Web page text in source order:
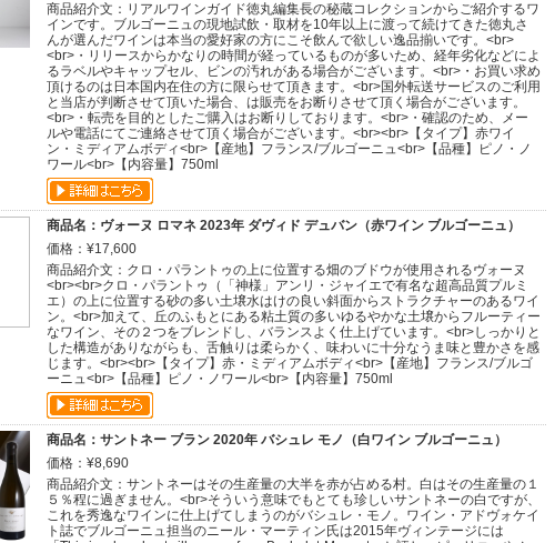
商品紹介文：リアルワインガイド徳丸編集長の秘蔵コレクションからご紹介するワ
インです。ブルゴーニュの現地試飲・取材を10年以上に渡って続けてきた徳丸さ
んが選んだワインは本当の愛好家の方にこそ飲んで欲しい逸品揃いです。<br>
<br>・リリースからかなりの時間が経っているものが多いため、経年劣化などによ
るラベルやキャップセル、ビンの汚れがある場合がございます。<br>・お買い求め
頂けるのは日本国内在住の方に限らせて頂きます。<br>国外転送サービスのご利用
と当店が判断させて頂いた場合、は販売をお断りさせて頂く場合がございます。
<br>・転売を目的としたご購入はお断りしております。<br>・確認のため、メー
ルや電話にてご連絡させて頂く場合がございます。<br><br>【タイプ】赤ワイ
ン・ミディアムボディ<br>【産地】フランス/ブルゴーニュ<br>【品種】ピノ・ノ
ワール<br>【内容量】750ml
商品名：ヴォーヌ ロマネ 2023年 ダヴィド デュバン（赤ワイン ブルゴーニュ）
価格：¥17,600
商品紹介文：クロ・パラントゥの上に位置する畑のブドウが使用されるヴォーヌ
<br><br>クロ・パラントゥ（「神様」アンリ・ジャイエで有名な超高品質プルミ
エ）の上に位置する砂の多い土壌水はけの良い斜面からストラクチャーのあるワイ
ン。<br>加えて、丘のふもとにある粘土質の多いゆるやかな土壌からフルーティー
なワイン、その２つをブレンドし、バランスよく仕上げています。<br>しっかりと
した構造がありながらも、舌触りは柔らかく、味わいに十分なうま味と豊かさを感
じます。<br><br>【タイプ】赤・ミディアムボディ<br>【産地】フランス/ブルゴ
ーニュ<br>【品種】ピノ・ノワール<br>【内容量】750ml
商品名：サントネー ブラン 2020年 バシュレ モノ（白ワイン ブルゴーニュ）
価格：¥8,690
商品紹介文：サントネーはその生産量の大半を赤が占める村。白はその生産量の１
５％程に過ぎません。<br>そういう意味でもとても珍しいサントネーの白ですが、
これを秀逸なワインに仕上げてしまうのがバシュレ・モノ。ワイン・アドヴォケイ
ト誌でブルゴーニュ担当のニール・マーティン氏は2015年ヴィンテージには